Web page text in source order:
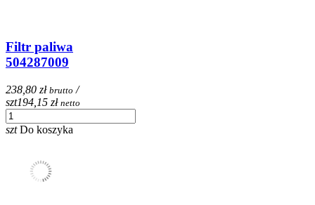
Filtr paliwa
504287009
238,80 zł brutto /
szt194,15 zł netto
szt Do koszyka